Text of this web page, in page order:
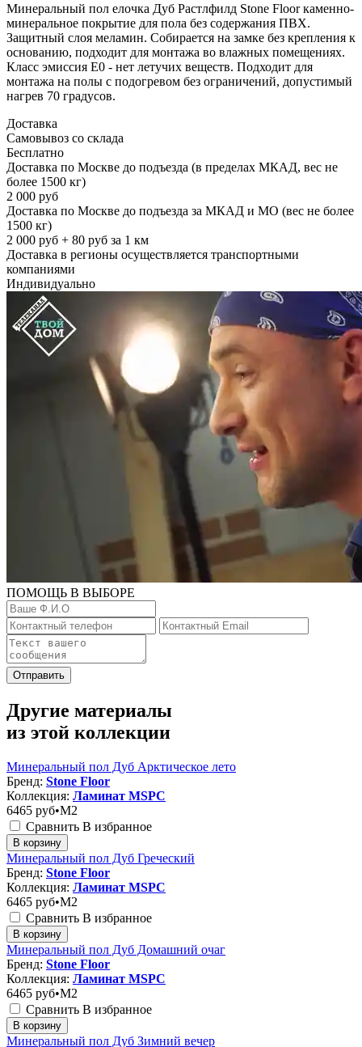
Минеральный пол елочка Дуб Растлфилд Stone Floor каменно-
минеральное покрытие для пола без содержания ПВХ.
Защитный слоя меламин. Собирается на замке без крепления к
основанию, подходит для монтажа во влажных помещениях.
Класс эмиссия Е0 - нет летучих веществ. Подходит для
монтажа на полы с подогревом без ограничений, допустимый
нагрев 70 градусов.
Доставка
Самовывоз со склада
Бесплатно
Доставка по Москве до подъезда (в пределах МКАД, вес не
более 1500 кг)
2 000 руб
Доставка по Москве до подъезда за МКАД и МО (вес не более
1500 кг)
2 000 руб + 80 руб за 1 км
Доставка в регионы осуществляется транспортными
компаниями
Индивидуально
ПОМОЩЬ В ВЫБОРЕ
Отправить
Другие материалы
из этой коллекции
Минеральный пол Дуб Арктическое лето
Бренд: Stone Floor
Коллекция: Ламинат MSPC
6465 руб•M2
Сравнить В избранное
В корзину
Минеральный пол Дуб Греческий
Бренд: Stone Floor
Коллекция: Ламинат MSPC
6465 руб•M2
Сравнить В избранное
В корзину
Минеральный пол Дуб Домашний очаг
Бренд: Stone Floor
Коллекция: Ламинат MSPC
6465 руб•M2
Сравнить В избранное
В корзину
Минеральный пол Дуб Зимний вечер